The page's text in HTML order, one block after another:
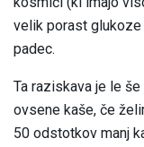
velik porast glukoze
padec.
Ta raziskava je le
ovsene kaše, če
50 odstotkov manj